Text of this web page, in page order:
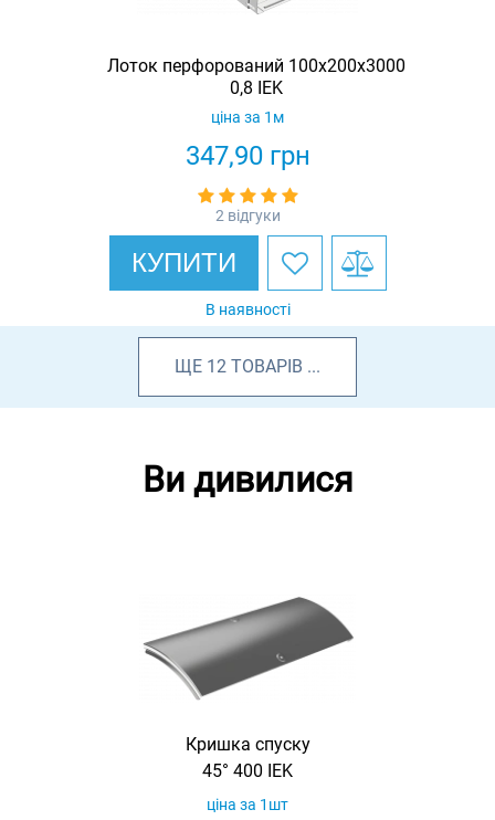
Лоток перфорований 100x200x3000
0,8 IEK
347,90грн
ціна за 1м
2 відгуки
КУПИТИ
В наявності
ЩЕ 12 ТОВАРІВ ...
Ви дивилися
Кришка спуску
45° 400 IEK
ціна за 1шт